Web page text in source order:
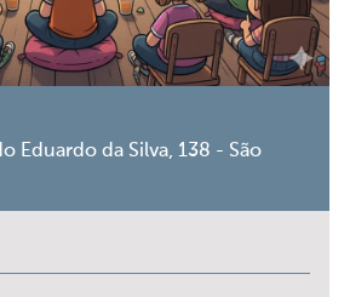
Eduardo da Silva, 138 - São